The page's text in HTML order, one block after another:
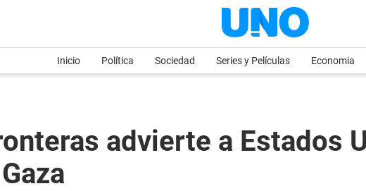
Inicio Política Sociedad Series y Películas Economia
advierte a Estados